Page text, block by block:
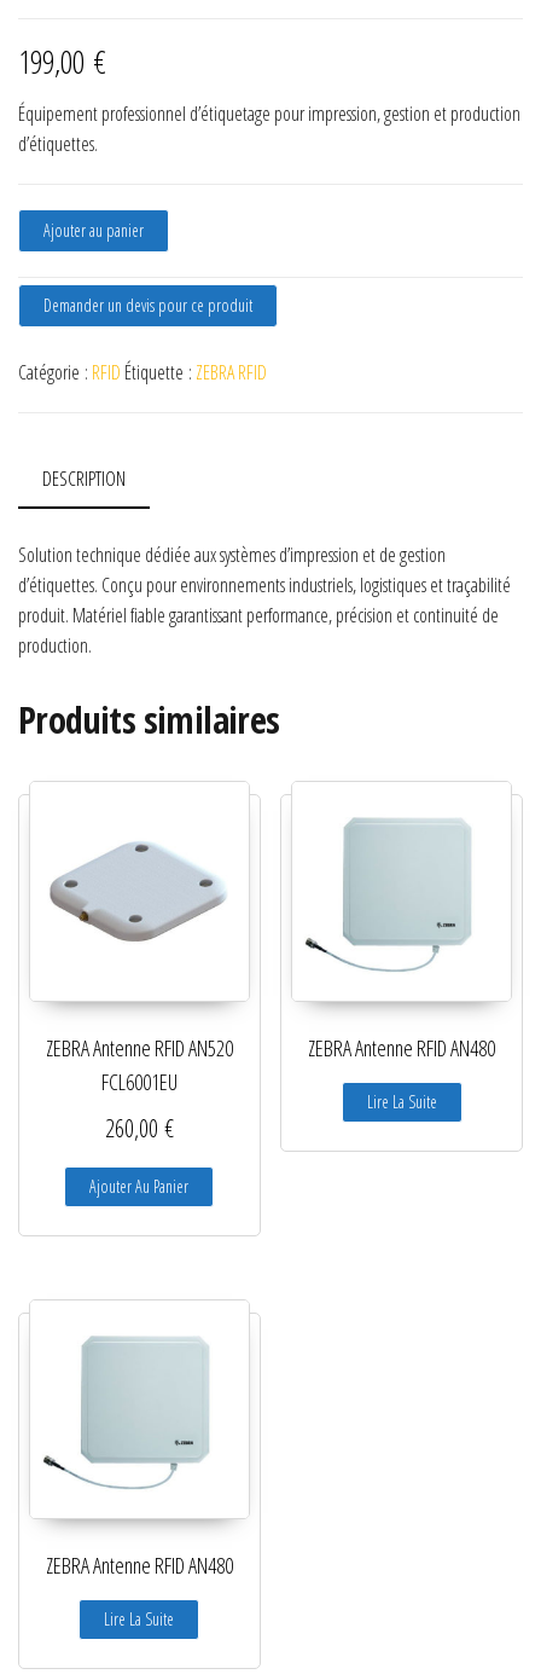
199,00 €
Équipement professionnel d’étiquetage pour impression, gestion et production
d’étiquettes.
quantité de ZEBRA Antenne RFID AN510 CSCL60004EU
Ajouter au panier
Demander un devis pour ce produit
Catégorie : RFID Étiquette : ZEBRA RFID
DESCRIPTION
Solution technique dédiée aux systèmes d’impression et de gestion
d’étiquettes. Conçu pour environnements industriels, logistiques et traçabilité
produit. Matériel fiable garantissant performance, précision et continuité de
production.
Produits similaires
ZEBRA Antenne RFID AN520
FCL6001EU
260,00 €
Ajouter Au Panier
ZEBRA Antenne RFID AN480
Lire La Suite
ZEBRA Antenne RFID AN480
Lire La Suite